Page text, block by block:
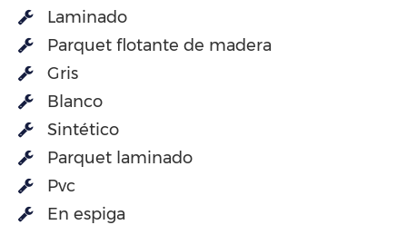
Laminado
Parquet flotante de madera
Gris
Blanco
Sintético
Parquet laminado
Pvc
En espiga